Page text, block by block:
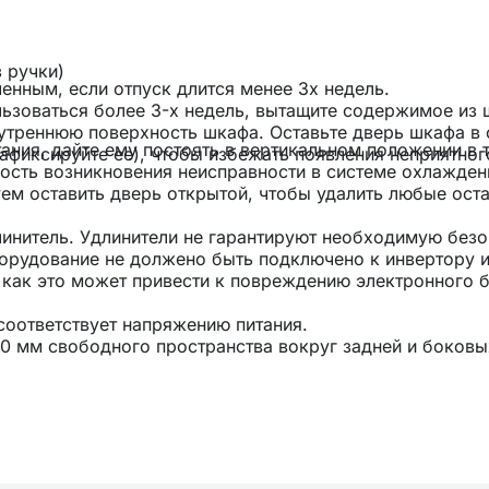
ручки)
условиях, указанных в таблице с температурным
если отпуск длится менее 3х недель.
более 3-х недель, вытащите содержимое из
поверхность шкафа. Оставьте дверь шкафа в
ее), чтобы избежать появления
дайте ему постоять в вертикальном положении в
возникновения неисправности в системе
оставить дверь открытой, чтобы удалить любые
Удлинители не гарантируют необходимую
не должено быть подключено к инвертору
это может привести к повреждению электронного
напряжению питания.
мм свободного пространства вокруг задней и
для обслуживания и вентиляции. Позаботьтесь
прибора не было закрыто или заблокировано.